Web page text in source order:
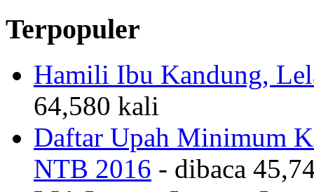
Terpopuler
Hamili Ibu Kandung,
64,580 kali
Daftar Upah Minimum
NTB 2016 - dibaca